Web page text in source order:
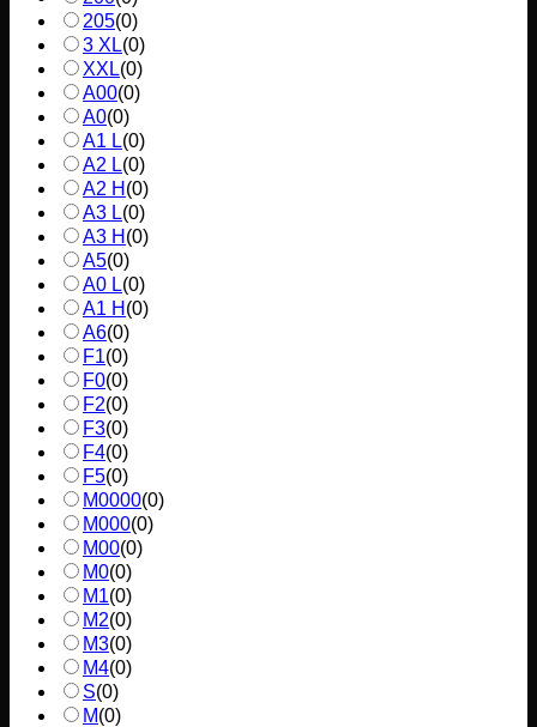
205(0)
3 XL(0)
XXL(0)
A00(0)
A0(0)
A1 L(0)
A2 L(0)
A2 H (0)
A3 L(0)
A3 H (0)
A5(0)
A0 L(0)
A1 H (0)
A6(0)
F1(0)
F0(0)
F2(0)
F3(0)
F4(0)
F5(0)
M0000(0)
M000(0)
M00(0)
M0(0)
M1(0)
M2(0)
M3(0)
M4(0)
S(0)
M(0)